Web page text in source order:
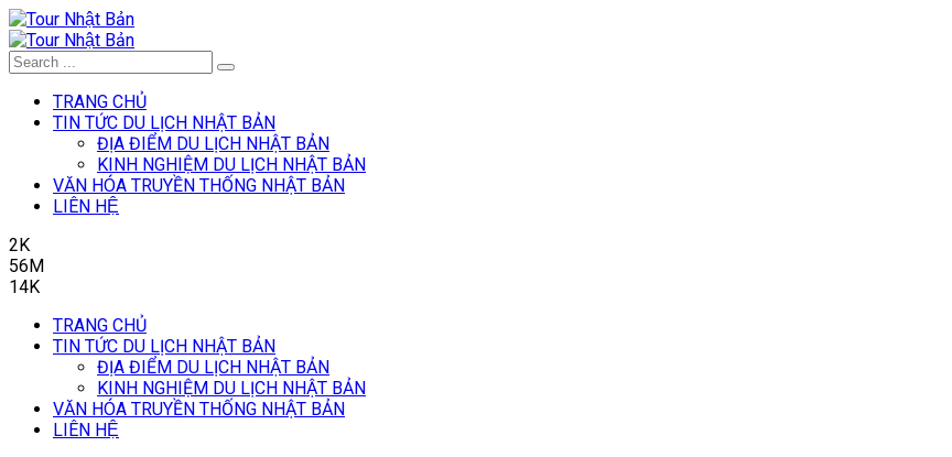
TRANG CHỦ
TIN TỨC DU LỊCH NHẬT BẢN
ĐỊA ĐIỂM DU LỊCH NHẬT BẢN
KINH NGHIỆM DU LỊCH NHẬT BẢN
VĂN HÓA TRUYỀN THỐNG NHẬT BẢN
LIÊN HỆ
2K
56M
14K
TRANG CHỦ
TIN TỨC DU LỊCH NHẬT BẢN
ĐỊA ĐIỂM DU LỊCH NHẬT BẢN
KINH NGHIỆM DU LỊCH NHẬT BẢN
VĂN HÓA TRUYỀN THỐNG NHẬT BẢN
LIÊN HỆ